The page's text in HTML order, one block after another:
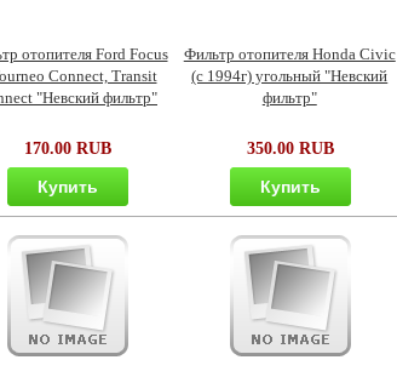
отопителя Ford Focus
Connect, Transit
"Невский фильтр"
170.00 RUB
Купить
Фильтр отопителя Honda Civic
(с 1994г) угольный "Невский
фильтр"
350.00 RUB
Купить